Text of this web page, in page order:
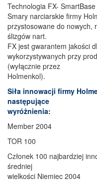
Technologia FX- SmartBase
Smary narciarskie firmy
przystosowane do nowych,
ślizgów nart.
FX jest gwarantem jakości
wykorzystywanych przy
(wyłącznie przez
Holmenkol).
Siła innowacji firmy
następujące
wyróżnienia:
Member 2004
TOR 100
Członek 100 najbardziej
średniej
wielkości Niemiec 2004